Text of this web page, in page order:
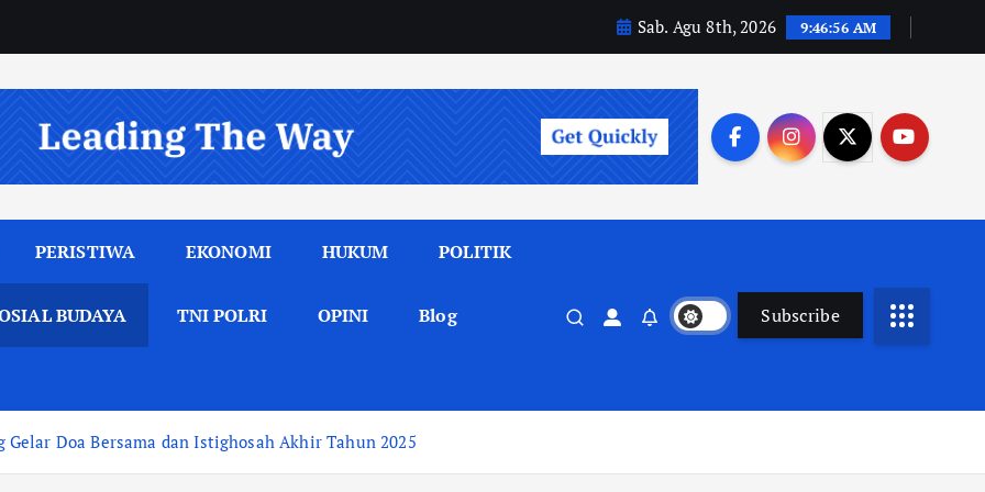
Sab. Agu 8th, 2026 9:46:58 AM
PERISTIWA EKONOMI HUKUM POLITIK
BUDAYA TNI POLRI OPINI Blog Subscribe
Doa Bersama dan Istighosah Akhir Tahun 2025